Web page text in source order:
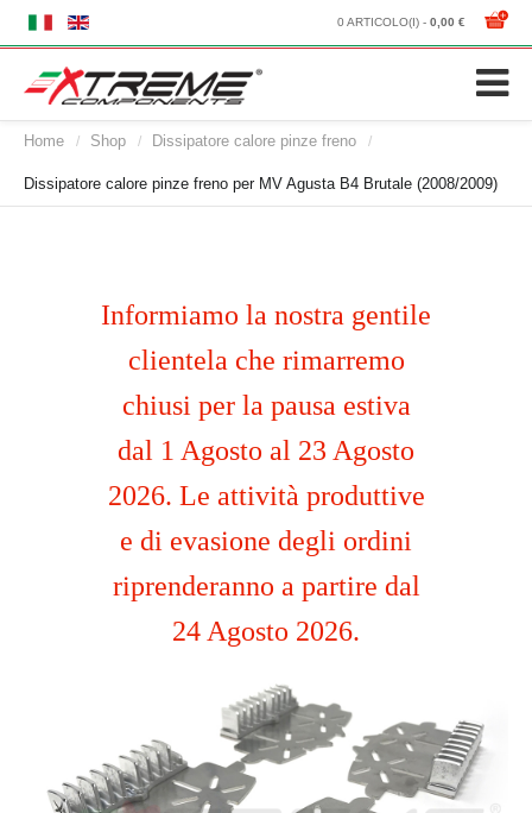
0 ARTICOLO(I) - 0,00 €
Home / Shop / Dissipatore calore pinze freno /
Dissipatore calore pinze freno per MV Agusta B4 Brutale (2008/2009)
Informiamo la nostra gentile
clientela che rimarremo
chiusi per la pausa estiva
dal 1 Agosto al 23 Agosto
2026. Le attività produttive
e di evasione degli ordini
riprenderanno a partire dal
24 Agosto 2026.